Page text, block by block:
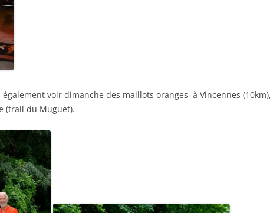
voir dimanche des maillots oranges à Vincennes
(trail du Muguet).